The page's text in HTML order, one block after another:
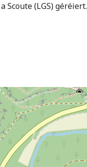
Scoute (LGS) géréiert.